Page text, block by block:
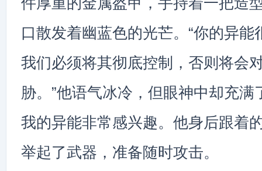
口散发着幽蓝色的光芒。“你的异能
我们必须将其彻底控制，否则将会
胁。”他语气冰冷，但眼神中却充满
我的异能非常感兴趣。他身后跟着
举起了武器，准备随时攻击。